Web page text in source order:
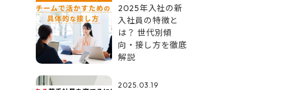
2025年入社の新
入社員の特徴と
は？ 世代別傾
向・接し方を徹底
解説
2025.03.19